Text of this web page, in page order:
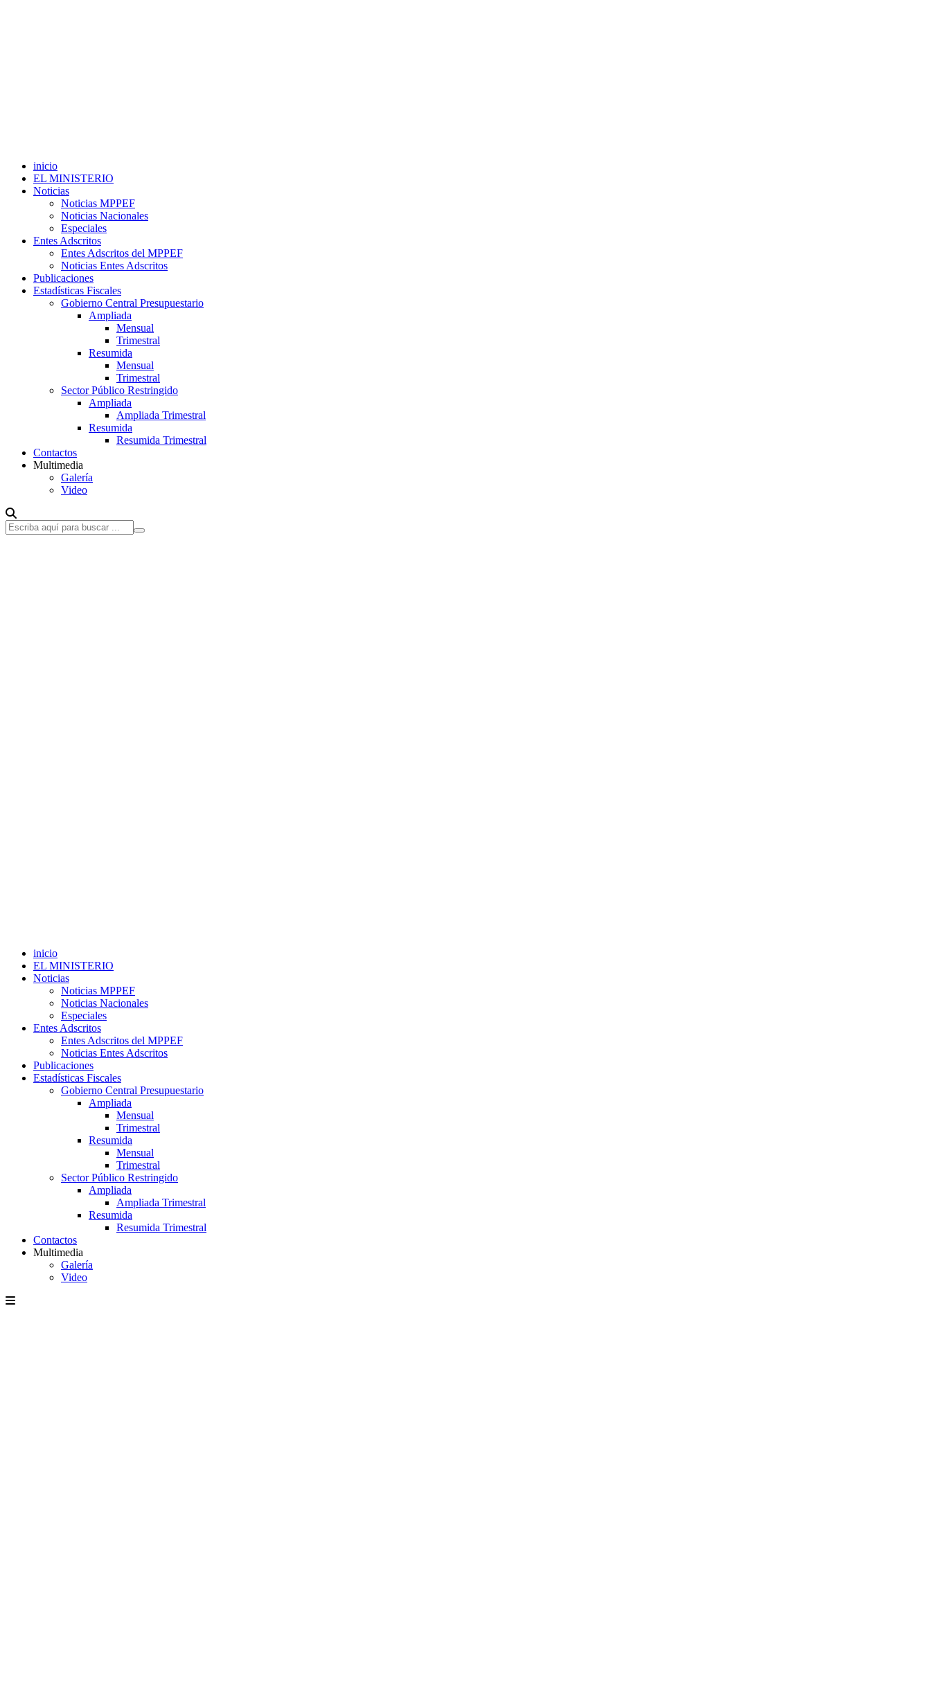
inicio
EL MINISTERIO
Noticias
Noticias MPPEF
Noticias Nacionales
Especiales
Entes Adscritos
Entes Adscritos del MPPEF
Noticias Entes Adscritos
Publicaciones
Estadísticas Fiscales
Gobierno Central Presupuestario
Ampliada
Mensual
Trimestral
Resumida
Mensual
Trimestral
Sector Público Restringido
Ampliada
Ampliada Trimestral
Resumida
Resumida Trimestral
Contactos
Multimedia
Galería
Video
inicio
EL MINISTERIO
Noticias
Noticias MPPEF
Noticias Nacionales
Especiales
Entes Adscritos
Entes Adscritos del MPPEF
Noticias Entes Adscritos
Publicaciones
Estadísticas Fiscales
Gobierno Central Presupuestario
Ampliada
Mensual
Trimestral
Resumida
Mensual
Trimestral
Sector Público Restringido
Ampliada
Ampliada Trimestral
Resumida
Resumida Trimestral
Contactos
Multimedia
Galería
Video